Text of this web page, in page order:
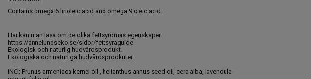
Contains omega 6 linoleic acid and omega 9 oleic acid.
Här kan man läsa om de olika fettsyrornas egenskaper
https://annelundseko.se/sidor/fettsyraguide
Ekologisk och naturlig hudvårdsprodukt.
Ekologiska och naturliga hudvårdsprodkuter.
INCI: Prunus armeniaca kernel oil , helianthus annus seed oil, cera alba, lavendula